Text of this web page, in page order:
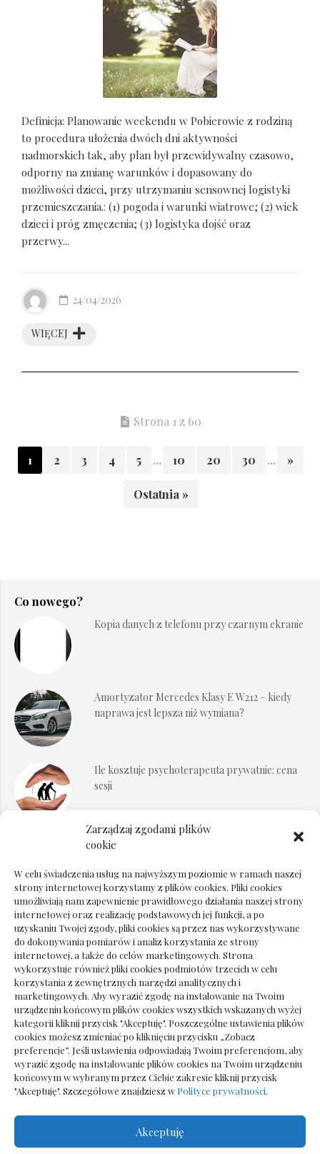
Zarządzaj zgodami plików
cookie
W celu świadczenia usług na najwyższym poziomie w ramach naszej
strony internetowej korzystamy z plików cookies. Pliki cookies
umożliwiają nam zapewnienie prawidłowego działania naszej strony
internetowej oraz realizację podstawowych jej funkcji, a po
uzyskaniu Twojej zgody, pliki cookies są przez nas wykorzystywane
do dokonywania pomiarów i analiz korzystania ze strony
internetowej, a także do celów marketingowych. Strona
wykorzystuje również pliki cookies podmiotów trzecich w celu
korzystania z zewnętrznych narzędzi analitycznych i
marketingowych. Aby wyrazić zgodę na instalowanie na Twoim
urządzeniu końcowym plików cookies wszystkich wskazanych wyżej
kategorii kliknij przycisk "Akceptuję". Poszczególne ustawienia plików
cookies możesz zmieniać po kliknięciu przycisku „Zobacz
preferencje”. Jeśli ustawienia odpowiadają Twoim preferencjom, aby
wyrazić zgodę na instalowanie plików cookies na Twoim urządzeniu
końcowym w wybranym przez Ciebie zakresie kliknij przycisk
"Akceptuję". Szczegółowe znajdziesz w Polityce prywatności.
Akceptuję
Definicja: Planowanie weekendu w Pobierowie z rodziną
to procedura ułożenia dwóch dni aktywności
nadmorskich tak, aby plan był przewidywalny czasowo,
odporny na zmianę warunków i dopasowany do
możliwości dzieci, przy utrzymaniu sensownej logistyki
przemieszczania.: (1) pogoda i warunki wiatrowe; (2) wiek
dzieci i próg zmęczenia; (3) logistyka dojść oraz
przerwy...
WIĘCEJ
24/04/2026
Strona 1 z 60
1 2 3 4 5 ... 10 20 30 ... »
Ostatnia »
Co nowego?
Kopia danych z telefonu przy czarnym ekranie
Amortyzator Mercedes Klasy E W212 – kiedy
naprawa jest lepsza niż wymiana?
Ile kosztuje psychoterapeuta prywatnie: cena
sesji
Dokumenty do odbioru przy zmianie biura
Deska podłogowa do salonu: jak wybrać bez
pośpiechu